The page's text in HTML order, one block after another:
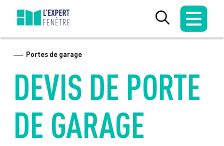
content
Portes de garage
DEVIS DE PORTE
DE GARAGE